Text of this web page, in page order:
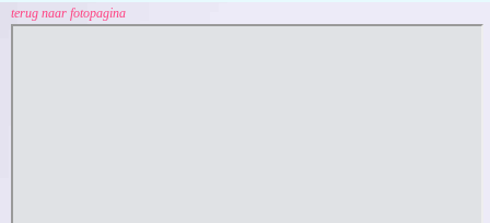
terug naar fotopagina